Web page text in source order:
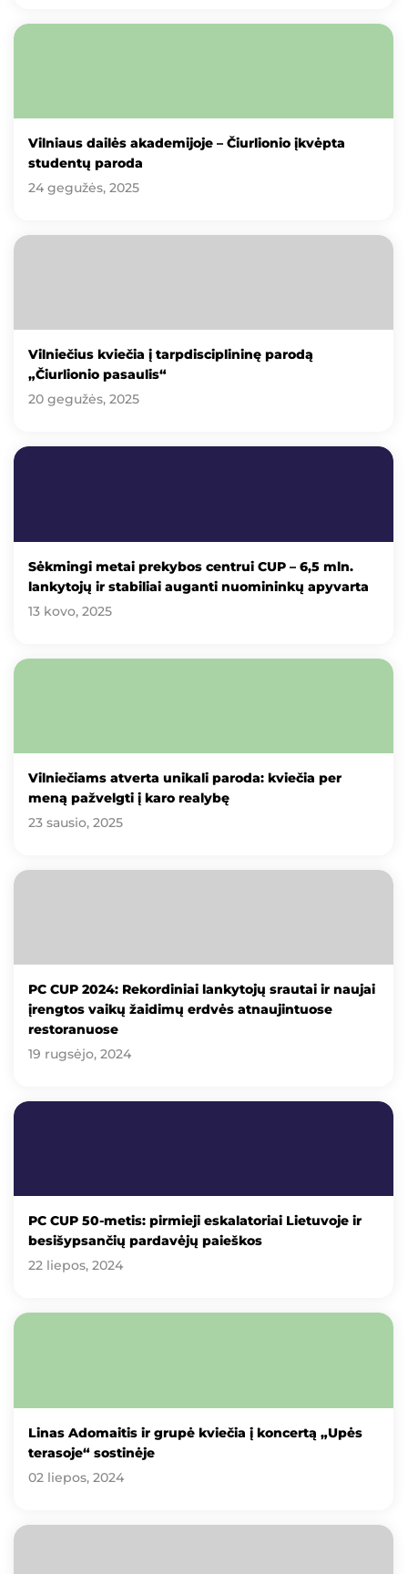
Vilniaus dailės akademijoje – Čiurlionio įkvėpta
studentų paroda
24 gegužės, 2025
Vilniečius kviečia į tarpdisciplininę parodą
„Čiurlionio pasaulis“
20 gegužės, 2025
Sėkmingi metai prekybos centrui CUP – 6,5 mln.
lankytojų ir stabiliai auganti nuomininkų apyvarta
13 kovo, 2025
Vilniečiams atverta unikali paroda: kviečia per
meną pažvelgti į karo realybę
23 sausio, 2025
PC CUP 2024: Rekordiniai lankytojų srautai ir naujai
įrengtos vaikų žaidimų erdvės atnaujintuose
restoranuose
19 rugsėjo, 2024
PC CUP 50-metis: pirmieji eskalatoriai Lietuvoje ir
besišypsančių pardavėjų paieškos
22 liepos, 2024
Linas Adomaitis ir grupė kviečia į koncertą „Upės
terasoje“ sostinėje
02 liepos, 2024